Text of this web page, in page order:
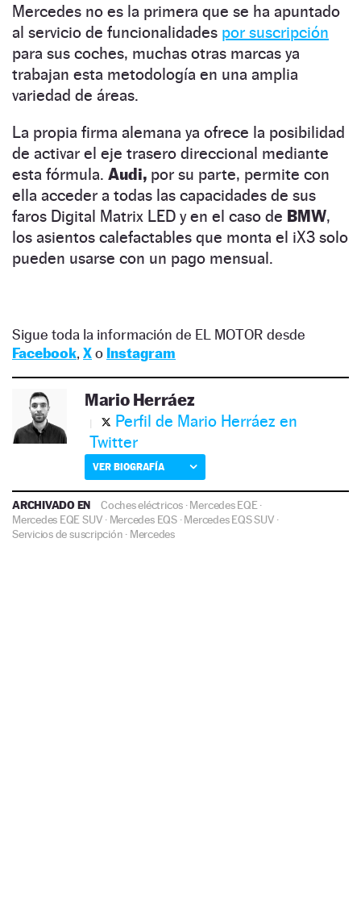
Mercedes no es la primera que se ha apuntado
al servicio de funcionalidades por suscripción
para sus coches, muchas otras marcas ya
trabajan esta metodología en una amplia
variedad de áreas.
La propia firma alemana ya ofrece la posibilidad
de activar el eje trasero direccional mediante
esta fórmula. Audi, por su parte, permite con
ella acceder a todas las capacidades de sus
faros Digital Matrix LED y en el caso de BMW,
los asientos calefactables que monta el iX3 solo
pueden usarse con un pago mensual.
Sigue toda la información de EL MOTOR desde
Facebook, Xo Instagram
Mario Herráez
Perfil de Mario Herráez en
Twitter
VER BIOGRAFÍA
ARCHIVADO EN Coches eléctricos ·Mercedes EQE ·
Mercedes EQE SUV · Mercedes EQS·Mercedes EQS SUV ·
Servicios de suscripción · Mercedes